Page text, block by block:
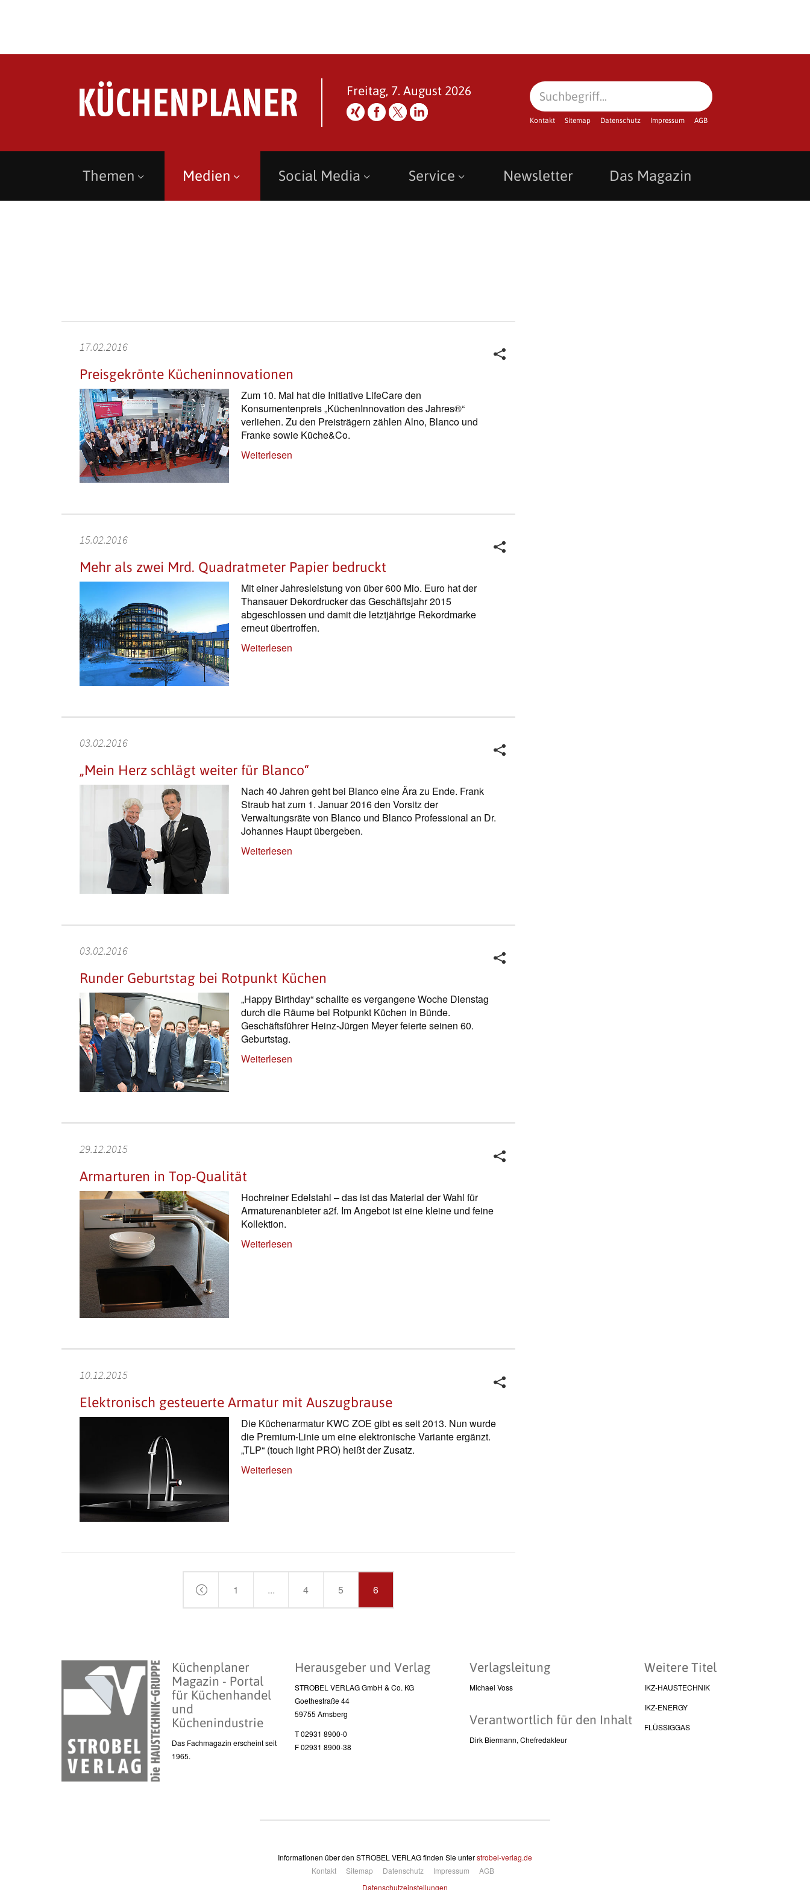
Freitag, 7. August 2026
Kontakt Sitemap Datenschutz Impressum AGB
Themen Medien Social Media Service Newsletter Das Magazin
17.02.2016
Preisgekrönte Kücheninnovationen
Zum 10. Mal hat die Initiative LifeCare den
Konsumentenpreis „KüchenInnovation des Jahres®“
verliehen. Zu den Preisträgern zählen Alno, Blanco und
Franke sowie Küche&Co.
Weiterlesen
15.02.2016
Mehr als zwei Mrd. Quadratmeter Papier bedruckt
Mit einer Jahresleistung von über 600 Mio. Euro hat der
Thansauer Dekordrucker das Geschäftsjahr 2015
abgeschlossen und damit die letztjährige Rekordmarke
erneut übertroffen.
Weiterlesen
03.02.2016
„Mein Herz schlägt weiter für Blanco“
Nach 40 Jahren geht bei Blanco eine Ära zu Ende. Frank
Straub hat zum 1. Januar 2016 den Vorsitz der
Verwaltungsräte von Blanco und Blanco Professional an Dr.
Johannes Haupt übergeben.
Weiterlesen
03.02.2016
Runder Geburtstag bei Rotpunkt Küchen
„Happy Birthday“ schallte es vergangene Woche Dienstag
durch die Räume bei Rotpunkt Küchen in Bünde.
Geschäftsführer Heinz-Jürgen Meyer feierte seinen 60.
Geburtstag.
Weiterlesen
29.12.2015
Armarturen in Top-Qualität
Hochreiner Edelstahl – das ist das Material der Wahl für
Armaturenanbieter a2f. Im Angebot ist eine kleine und feine
Kollektion.
Weiterlesen
10.12.2015
Elektronisch gesteuerte Armatur mit Auszugbrause
Die Küchenarmatur KWC ZOE gibt es seit 2013. Nun wurde
die Premium-Linie um eine elektronische Variante ergänzt.
„TLP“ (touch light PRO) heißt der Zusatz.
Weiterlesen
1 ... 4 5 6
Küchenplaner
Magazin - Portal
für Küchenhandel
und
Küchenindustrie
Das Fachmagazin erscheint seit
1965.
Herausgeber und Verlag
STROBEL VERLAG GmbH & Co. KG
Goethestraße 44
59755 Arnsberg
T 02931 8900-0
F 02931 8900-38
Verlagsleitung
Michael Voss
Verantwortlich für den Inhalt
Dirk Biermann, Chefredakteur
Weitere Titel
IKZ-HAUSTECHNIK
IKZ-ENERGY
FLÜSSIGGAS
Informationen über den STROBEL VERLAG finden Sie unterstrobel-verlag.de
Kontakt
Sitemap Datenschutz Impressum
AGB
Datenschutzeinstellungen